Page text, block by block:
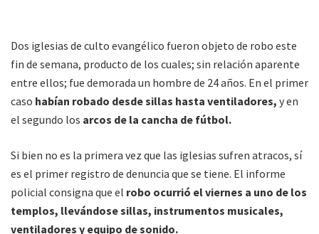
Dos iglesias de culto evangélico fueron objeto de robo este
fin de semana, producto de los cuales; sin relación aparente
entre ellos; fue demorada un hombre de 24 años. En el primer
caso habían robado desde sillas hasta ventiladores, y en
el segundo los arcos de la cancha de fútbol.
Si bien no es la primera vez que las iglesias sufren atracos, sí
es el primer registro de denuncia que se tiene. El informe
policial consigna que el robo ocurrió el viernes a uno de los
templos, llevándose sillas, instrumentos musicales,
ventiladores y equipo de sonido.